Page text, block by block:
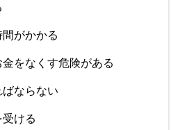
がかかる
をなくす危険がある
ならない
ける